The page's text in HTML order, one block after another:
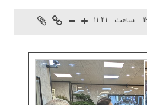
ساعت : ۱۱:۲۱